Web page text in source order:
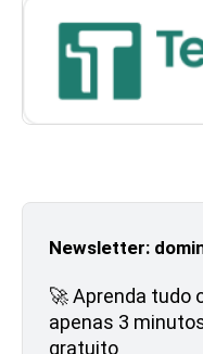
Newsletter:
🚀 Aprenda tudo
apenas 3
gratuito